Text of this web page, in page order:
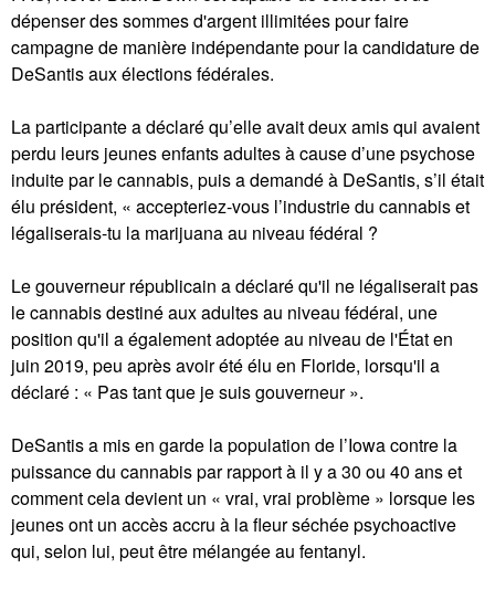
dépenser des sommes d'argent illimitées pour faire
campagne de manière indépendante pour la candidature de
DeSantis aux élections fédérales.
La participante a déclaré qu’elle avait deux amis qui avaient
perdu leurs jeunes enfants adultes à cause d’une psychose
induite par le cannabis, puis a demandé à DeSantis, s’il était
élu président, « accepteriez-vous l’industrie du cannabis et
légaliserais-tu la marijuana au niveau fédéral ?
Le gouverneur républicain a déclaré qu'il ne légaliserait pas
le cannabis destiné aux adultes au niveau fédéral, une
position qu'il a également adoptée au niveau de l'État en
juin 2019, peu après avoir été élu en Floride, lorsqu'il a
déclaré : « Pas tant que je suis gouverneur ».
DeSantis a mis en garde la population de l’Iowa contre la
puissance du cannabis par rapport à il y a 30 ou 40 ans et
comment cela devient un « vrai, vrai problème » lorsque les
jeunes ont un accès accru à la fleur séchée psychoactive
qui, selon lui, peut être mélangée au fentanyl.